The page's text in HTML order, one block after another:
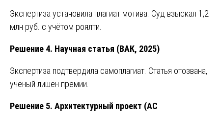
Экспертиза установила плагиат мотива. Суд взыскал 1,2
млн руб. с учётом роялти.
Решение 4. Научная статья (ВАК, 2025)
Экспертиза подтвердила самоплагиат. Статья отозвана,
учёный лишён премии.
Решение 5. Архитектурный проект (АС